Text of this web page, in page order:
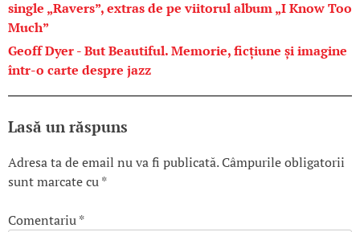
single „Ravers”, extras de pe viitorul album „I Know Too
Much”
Geoff Dyer - But Beautiful. Memorie, ficțiune și imagine
într-o carte despre jazz
Lasă un răspuns
Adresa ta de email nu va fi publicată.Câmpurile obligatorii
sunt marcate cu*
Comentariu*